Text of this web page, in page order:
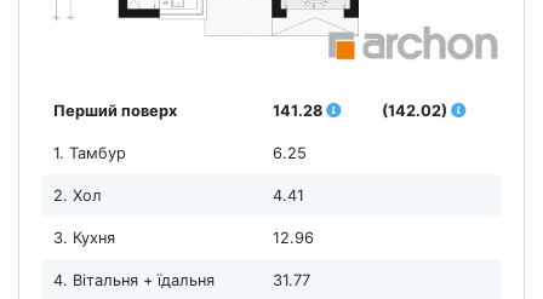
Перший поверх 141.28 (142.02)
1. Тамбур 6.25
2. Хол 4.41
3. Кухня 12.96
4. Вітальня + їдальня 31.77